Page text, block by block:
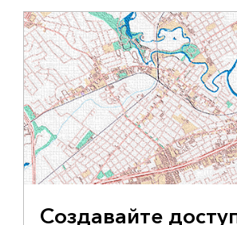
Создавайте